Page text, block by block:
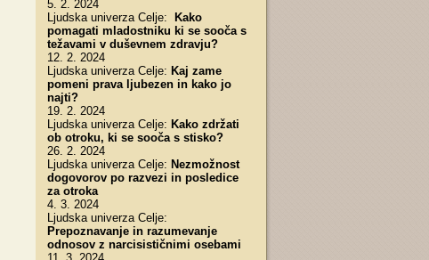
5. 2. 2024
Ljudska univerza Celje:
Kako
pomagati mladostniku ki se sooča s
težavami v duševnem zdravju?
12. 2. 2024
Ljudska univerza Celje: Kaj zame
pomeni prava ljubezen in kako jo
najti?
19. 2. 2024
Ljudska univerza Celje: Kako zdržati
ob otroku, ki se sooča s stisko?
26. 2. 2024
Ljudska univerza Celje: Nezmožnost
dogovorov po razvezi in posledice
za otroka
4. 3. 2024
Ljudska univerza Celje:
Prepoznavanje in razumevanje
odnosov z narcisističnimi osebami